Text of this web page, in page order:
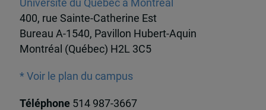
Université du Québec à Montréal
400, rue Sainte-Catherine Est
Bureau A-1540, Pavillon Hubert-Aquin
Montréal (Québec) H2L 3C5
* Voir le plan du campus
Téléphone 514 987-3667